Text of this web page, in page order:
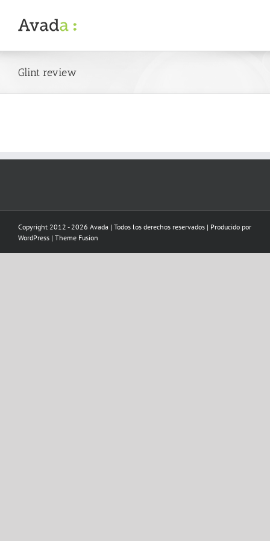
content
Glint review
Copyright 2012 - 2026 Avada | Todos los derechos reservados | Producido por
WordPress | Theme Fusion